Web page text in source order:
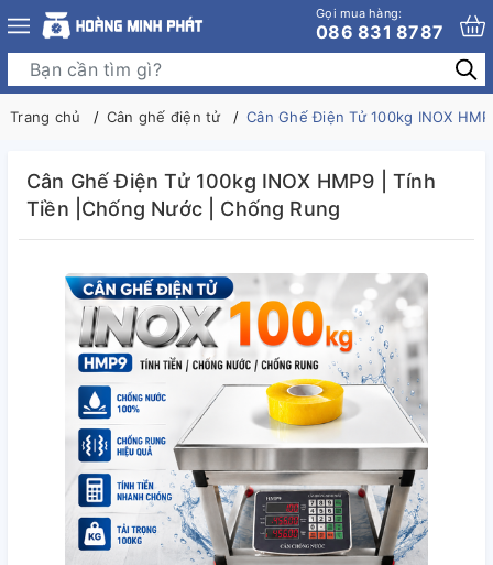
Gọi mua hàng:
086 831 8787
Trang chủ Cân ghế điện tử Cân Ghế Điện Tử 100kg INOX
Cân Ghế Điện Tử 100kg INOX HMP9 | Tính
Tiền |Chống Nước | Chống Rung